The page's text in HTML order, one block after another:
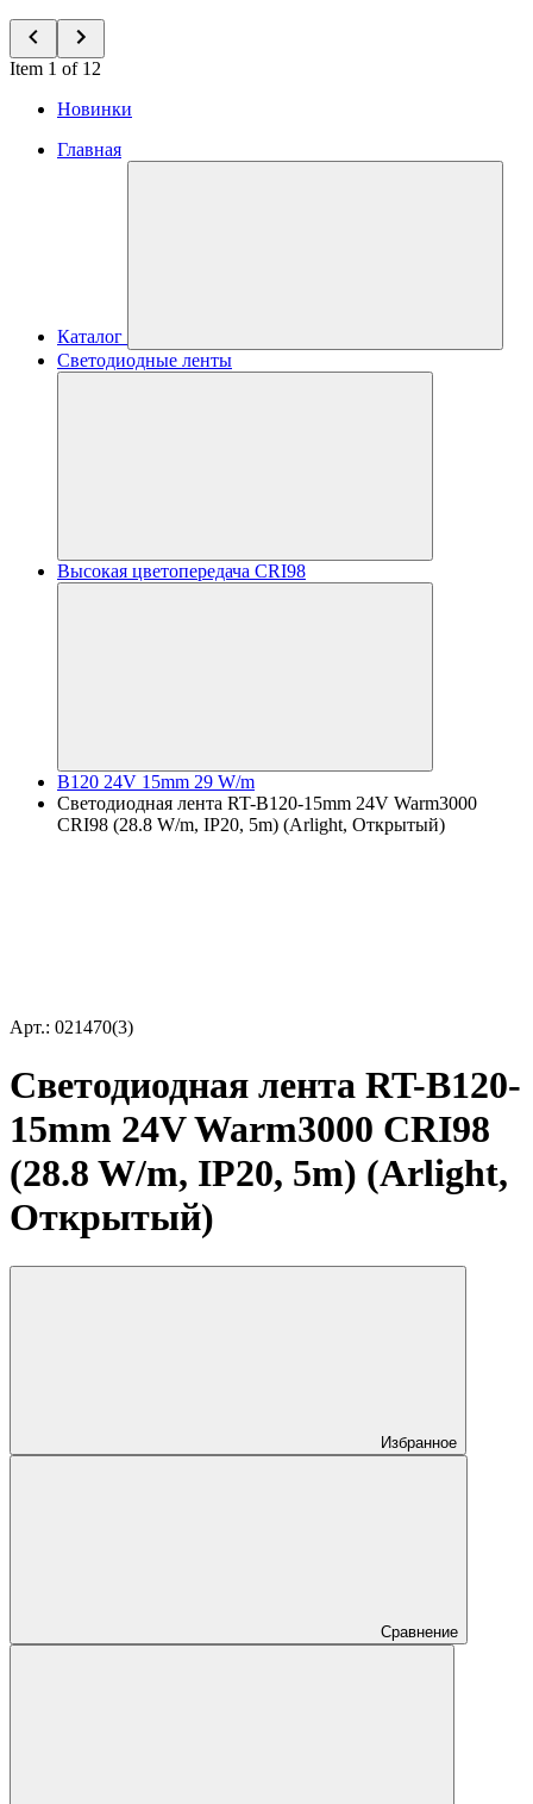
Item 1 of 12
Новинки
Главная
Каталог
Светодиодные ленты
Высокая цветопередача CRI98
B120 24V 15mm 29 W/m
Светодиодная лента RT-B120-15mm 24V Warm3000
CRI98 (28.8 W/m, IP20, 5m) (Arlight, Открытый)
Арт.: 021470(3)
Светодиодная лента RT-B120-
15mm 24V Warm3000 CRI98
(28.8 W/m, IP20, 5m) (Arlight,
Открытый)
Избранное
Сравнение